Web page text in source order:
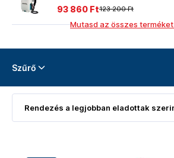
123 200 Ft
93 860 Ft
Mutasd az összes terméket
Szűrő